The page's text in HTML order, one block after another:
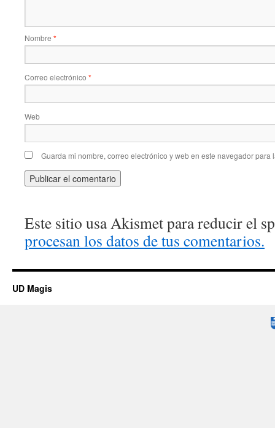
Nombre *
Correo electrónico *
Web
Guarda mi nombre, correo electrónico y web en este navegador para
Este sitio usa Akismet para reducir el
procesan los datos de tus comentarios.
UD Magis